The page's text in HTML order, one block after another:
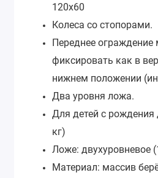
120х60
Колеса со стопорами.
Переднее
фиксировать как в
нижнем положении
Два уровня ложа.
Для детей с рождения
кг)
Ложе: двухуровневое
Материал: массив